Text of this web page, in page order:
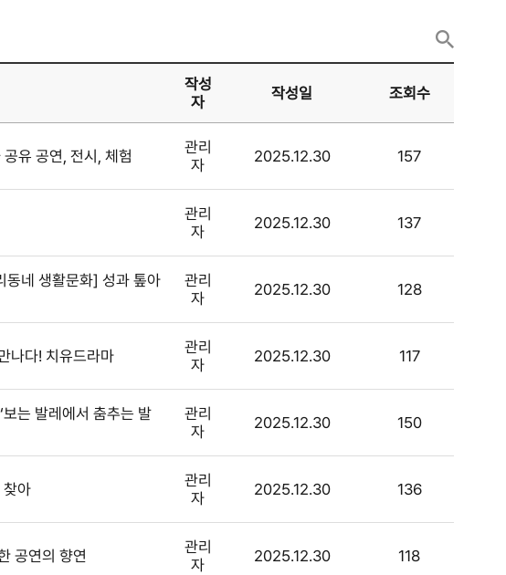
작성
자
작성일 조회수
유 공연, 전시, 체험
관리
자
2025.12.30 157
관리
자
2025.12.30 137
네 생활문화] 성과 톺아
관리
자
2025.12.30 128
나다! 치유드라마
관리
자
2025.12.30 117
는 발레에서 춤추는 발
관리
자
2025.12.30 150
찾아
관리
자
2025.12.30 136
공연의 향연
관리
자
2025.12.30 118